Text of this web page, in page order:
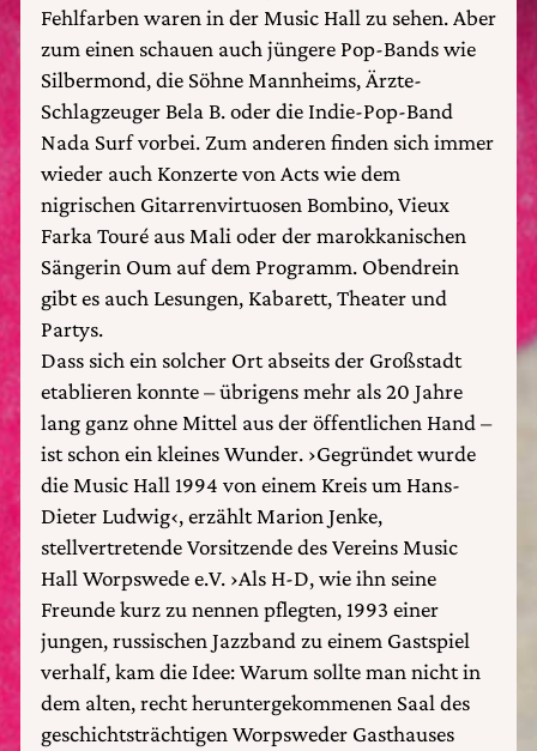
Fehlfarben waren in der Music Hall zu sehen. Aber
zum einen schauen auch jüngere Pop-Bands wie
Silbermond, die Söhne Mannheims, Ärzte-
Schlagzeuger Bela B. oder die Indie-Pop-Band
Nada Surf vorbei. Zum anderen finden sich immer
wieder auch Konzerte von Acts wie dem
nigrischen Gitarrenvirtuosen Bombino, Vieux
Farka Touré aus Mali oder der marokkanischen
Sängerin Oum auf dem Programm. Obendrein
gibt es auch Lesungen, Kabarett, Theater und
Partys.
Dass sich ein solcher Ort abseits der Großstadt
etablieren konnte – übrigens mehr als 20 Jahre
lang ganz ohne Mittel aus der öffentlichen Hand –
ist schon ein kleines Wunder. ›Gegründet wurde
die Music Hall 1994 von einem Kreis um Hans-
Dieter Ludwig‹, erzählt Marion Jenke,
stellvertretende Vorsitzende des Vereins Music
Hall Worpswede e.V. ›Als H-D, wie ihn seine
Freunde kurz zu nennen pflegten, 1993 einer
jungen, russischen Jazzband zu einem Gastspiel
verhalf, kam die Idee: Warum sollte man nicht in
dem alten, recht heruntergekommenen Saal des
geschichtsträchtigen Worpsweder Gasthauses